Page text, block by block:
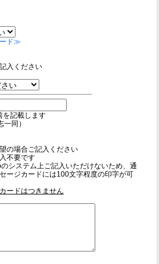
ド≫
入ください
を記載します
一同）
の場合ご記入ください
不要です
システム上ご記入いただけないため、通
ージカードには100文字程度の印字が可
ードはつきません